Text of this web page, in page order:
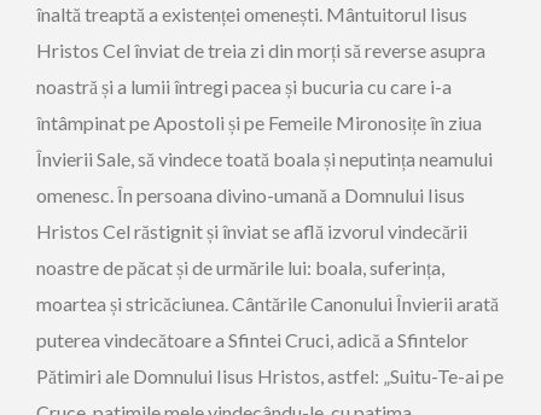
înaltă treaptă a existenței omenești. Mântuitorul Iisus
Hristos Cel înviat de treia zi din morți să reverse asupra
noastră și a lumii întregi pacea și bucuria cu care i-a
întâmpinat pe Apostoli și pe Femeile Mironosițe în ziua
Învierii Sale, să vindece toată boala și neputința neamului
omenesc. În persoana divino-umană a Domnului Iisus
Hristos Cel răstignit și înviat se află izvorul vindecării
noastre de păcat și de urmările lui: boala, suferința,
moartea și stricăciunea. Cântările Canonului Învierii arată
puterea vindecătoare a Sfintei Cruci, adică a Sfintelor
Pătimiri ale Domnului Iisus Hristos, astfel: „Suitu-Te-ai pe